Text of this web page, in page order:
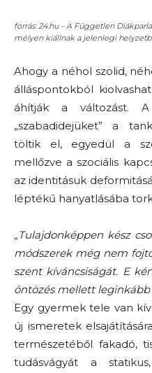
forrás: 24.hu – A Független
mélyen kiállnak a jelenlegi
Ahogy a néhol szolid,
álláspontokból
áhítják a változást.
„szabadidejüket” a
töltik el, egyedül a
mellőzve a szociális
az identitásuk
léptékű hanyatlásába
„Tulajdonképpen kész
módszerek még nem
szent kíváncsiságát. E
öntözés mellett leginkább
Egy gyermek tele van
új ismeretek
természetéből fakadó,
tudásvágyát a